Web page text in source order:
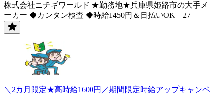
株式会社ニチギワールド ★勤務地★兵庫県姫路市の大手メ
ーカー ◆カンタン検査 ◆時給1450円＆日払いOK 27
＼2カ月限定★高時給1600円／期間限定時給アップキャンペ